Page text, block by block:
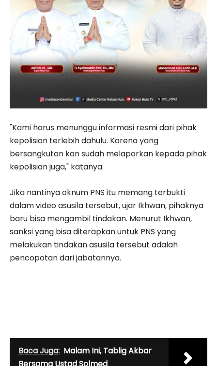
"Kami harus menunggu informasi resmi dari pihak
kepolisian terlebih dahulu. Karena yang
bersangkutan kan sudah melaporkan kepada pihak
kepolisian juga," katanya.
Jika nantinya oknum PNS itu memang terbukti
dalam video asusila tersebut, ujar Ikhwan, pihaknya
baru bisa mengambil tindakan. Menurut Ikhwan,
sanksi yang bisa diterapkan untuk PNS yang
melakukan tindakan asusila tersebut adalah
pencopotan dari jabatannya.
Baca Juga: Malam Ini, Tablig Akbar
Bersama Ustad Solmed